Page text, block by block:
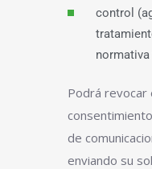
control
Podrá revocar
de
enviando su